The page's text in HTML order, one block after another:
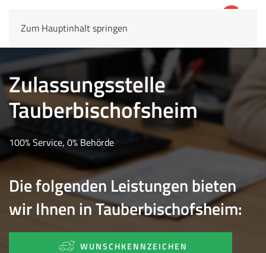
Zum Hauptinhalt springen
Zulassungsstelle
Tauberbischofsheim
100% Service, 0% Behörde
Die folgenden Leistungen bieten
wir Ihnen in Tauberbischofsheim:
WUNSCHKENNZEICHEN